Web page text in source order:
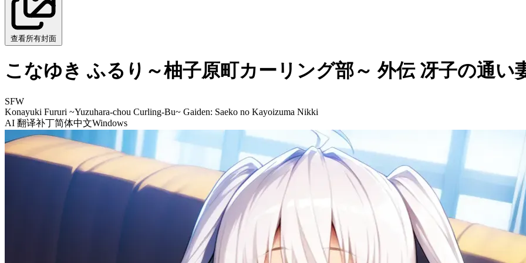
查看所有封面
こなゆき ふるり～柚子原町カーリング部～ 外伝 冴子の通い
SFW
Konayuki Fururi ~Yuzuhara-chou Curling-Bu~ Gaiden: Saeko no Kayoizuma Nikki
AI 翻译补丁简体中文Windows